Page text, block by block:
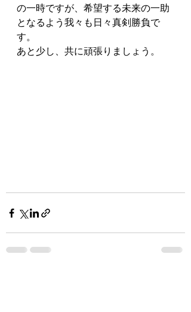
の一時ですが、希望する未来の一助
となるよう我々も日々真剣勝負で
す。
あと少し、共に頑張りましょう。